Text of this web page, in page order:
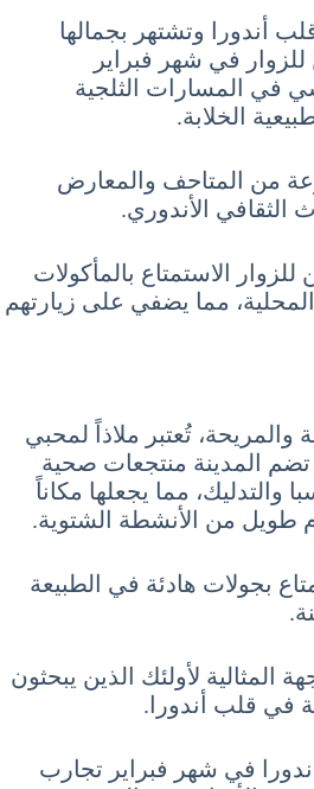
أندورا وتشتهر بجمالها
في شهر فبراير
في المسارات الثلجية
الخلابة.
من المتاحف والمعارض
الثقافي الأندوري.
الاستمتاع بالمأكولات
مما يضفي على زيارتهم
والمريحة، تُعتبر ملاذاً لمحبي
تضم المدينة منتجعات صحية
والتدليك، مما يجعلها مكاناً
طويل من الأنشطة الشتوية.
بجولات هادئة في الطبيعة
المثالية لأولئك الذين يبحثون
في قلب أندورا.
في شهر فبراير تجارب